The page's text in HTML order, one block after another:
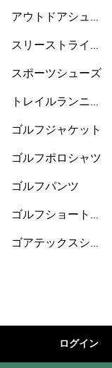
アウトドアシュー
スリーストライプ
スポーツシューズ
トレイルランニン
ゴルフジャケット
ゴルフポロシャツ
ゴルフパンツ
ゴルフショートパ
ゴアテックスシュ
ログイン